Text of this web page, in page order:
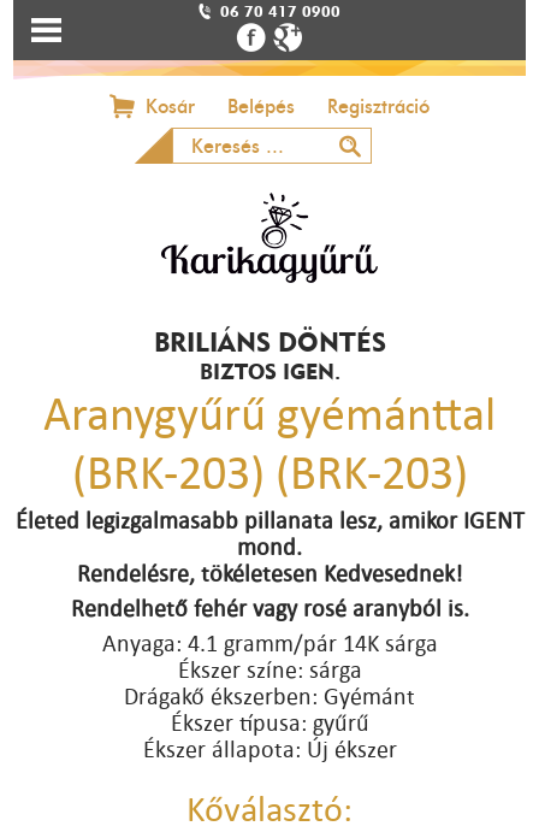
06 70 417 0900
Kosár Belépés Regisztráció
BRILIÁNS DÖNTÉS
BIZTOS IGEN.
Aranygyűrű gyémánttal
(BRK-203) (BRK-203)
Életed legizgalmasabb pillanata lesz, amikor IGENT
mond.
Rendelésre, tökéletesen Kedvesednek!
Rendelhető fehér vagy rosé aranyból is.
Anyaga: 4.1 gramm/pár 14K sárga
Ékszer színe: sárga
Drágakő ékszerben: Gyémánt
Ékszer típusa: gyűrű
Ékszer állapota: Új ékszer
Kőválasztó: